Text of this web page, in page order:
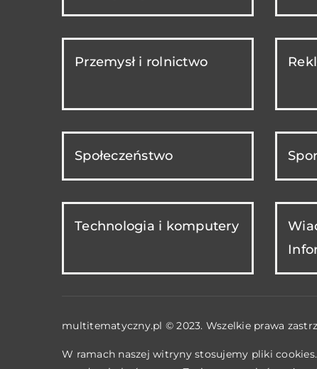
Przemysł i rolnictwo
Społeczeństwo
Technologia i komputery
multitematyczny.pl © 2023. Wszelkie prawa
W ramach naszej witryny stosujemy pliki